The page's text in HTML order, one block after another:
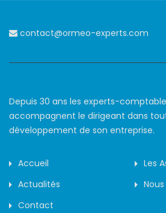
contact@ormeo-experts.com
Depuis 30 ans les experts-
accompagnent le dirigeant dans
développement de son entreprise.
Accueil
Les
Actualités
Contact